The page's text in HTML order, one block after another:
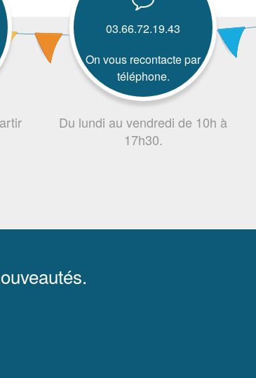
03.66.72.19.43
On vous recontacte par
téléphone.
Du lundi au vendredi de 10h à
17h30.